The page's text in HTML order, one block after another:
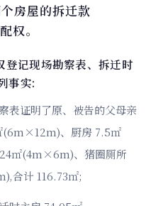
房屋的拆迁款
权。
登记现场勘察表、拆迁时
事实:
表证明了原、被告的父母亲
(6m×12m)、厨房 7.5㎡
㎡(4m×6m)、猪圈厕所
合计 116.73㎡;